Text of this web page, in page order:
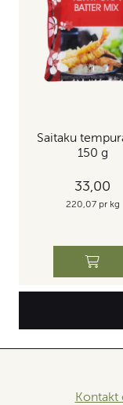
Saitaku
150 g
33,00
220,07 pr kg
Kontakt